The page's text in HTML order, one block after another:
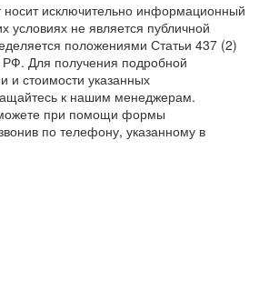
носит исключительно информационный
условиях не является публичной
положениями Статьи 437 (2)
РФ. Для получения подробной
и стоимости указанных
к нашим менеджерам.
при помощи формы
по телефону, указанному в